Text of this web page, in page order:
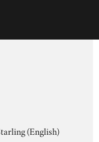
(English)